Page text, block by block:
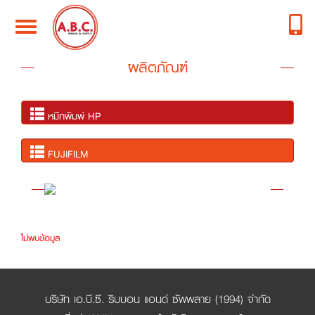
Toggle
navigation
ผลิตภัณฑ์
หมึกพิมพ์ HP
FUJIFILM
ไม่พบข้อมูล
บริษัท เอ.บี.ซี. ริบบอน แอนด์ ซัพพลาย (1994) จำกัด